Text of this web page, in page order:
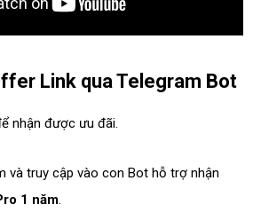
Link qua Telegram Bot
nhận được ưu đãi.
và truy cập vào con Bot hỗ trợ nhận
1 năm